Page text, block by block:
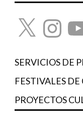
X Instagram
SERVICIOS DE
FESTIVALES
PROYECTOS